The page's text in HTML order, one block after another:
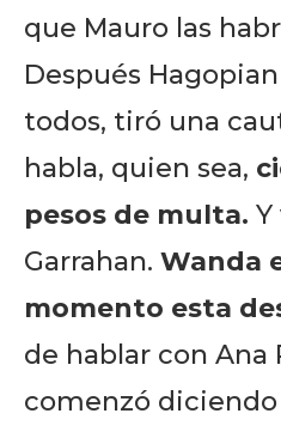
que Mauro las
Después
todos, tiró una
habla, quien sea,
pesos de multa. Y
Garrahan. Wanda
momento esta
de hablar con Ana
comenzó